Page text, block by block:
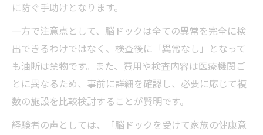
に防ぐ手助けとなります。
一方で注意点として、脳ドックは全ての異常を完全に検
出できるわけではなく、検査後に「異常なし」となって
も油断は禁物です。また、費用や検査内容は医療機関ご
とに異なるため、事前に詳細を確認し、必要に応じて複
数の施設を比較検討することが賢明です。
経験者の声としては、「脳ドックを受けて家族の健康意